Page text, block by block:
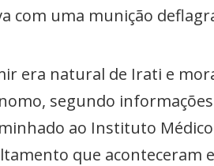
com uma munição
era natural de Irati e
segundo
ao Instituto
que aconteceram